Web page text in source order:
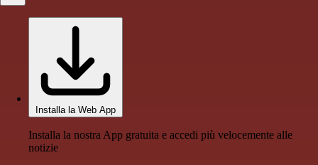
Installa la Web App
Installa la nostra App gratuita e accedi più velocemente alle
notizie